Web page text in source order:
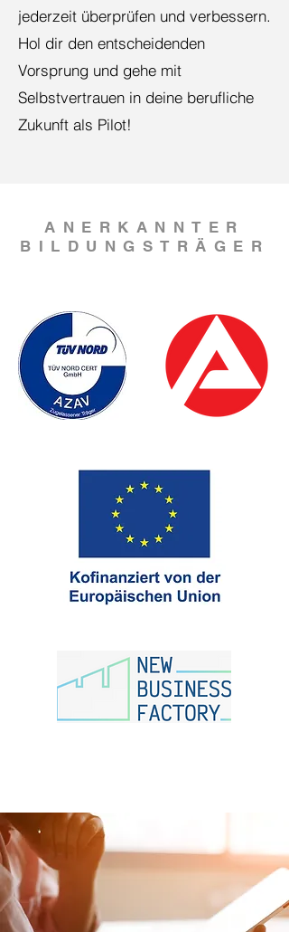
jederzeit überprüfen und verbessern.
Hol dir den entscheidenden
Vorsprung und gehe mit
Selbstvertrauen in deine berufliche
Zukunft als Pilot!
ANERKANNTER
BILDUNGSTRÄGER